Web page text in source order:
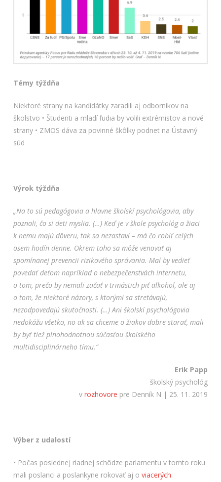
Témy týždňa
Niektoré strany na kandidátky zaradili aj odborníkov na
školstvo • Študenti a mladí ľudia by volili extrémistov a nové
strany • ZMOS dáva za povinné škôlky podnet na Ústavný
súd
Výrok týždňa
„Na to sú pedagógovia a hlavne školskí psychológovia, aby
poznali, čo si deti myslia. (…) Keď je v škole psychológ a žiaci
k nemu majú dôveru, tak sa nezastaví – má čo robiť celých
osem hodín denne. Okrem toho sa môže venovať aj
spomínanej prevencii rizikového správania. Mal by vedieť
povedať deťom napríklad o nebezpečenstvách internetu,
o tom, prečo by nemali začať v trinástich piť alkohol, ale aj
o tom, že niektoré názory, s ktorými sa stretávajú,
nezodpovedajú skutočnosti. (…)Ani školskí psychológovia
nedokážu všetko, no ak sa chceme o žiakov dobre starať, mali
by byť tiež plnohodnotnou súčasťou školského
multidisciplinárneho tímu.“
Erik Papp
školský psychológ
vrozhovore pre Denník N | 25. 11. 2019
Výber z udalostí
• Počas poslednej riadnej schôdze parlamentu v tomto roku
mali poslanci a poslankyne rokovať aj o viacerých